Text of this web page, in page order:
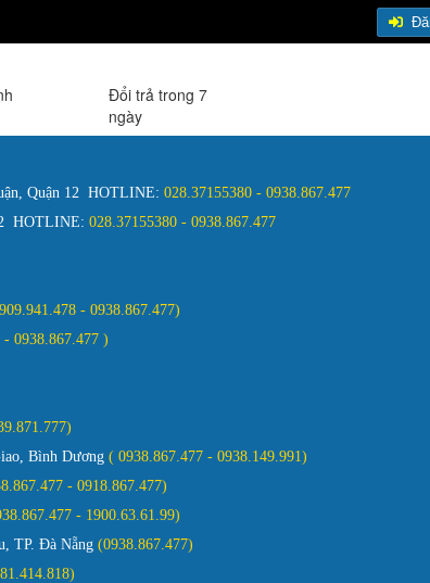
Đổi trả trong 7
ngày
Quận 12 HOTLINE: 028.37155380 - 0938.867.477
HOTLINE: 028.37155380 - 0938.867.477
- 0938.867.477)
- 0938.867.477 )
Bình Dương ( 0938.867.477 - 0938.149.991)
- 0918.867.477)
- 1900.63.61.99)
TP. Đà Nẵng (0938.867.477)